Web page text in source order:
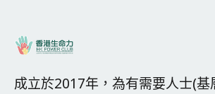
成立於2017年，為有需要人士(基